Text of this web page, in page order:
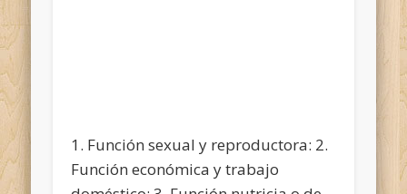
1. Función sexual y reproductora: 2.
Función económica y trabajo